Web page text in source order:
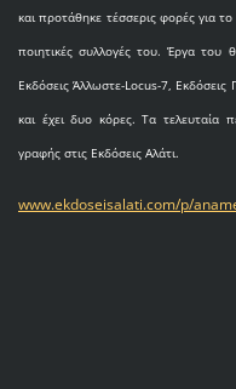
και προτάθηκε τέσσερις φορές για
ποιητικές συλλογές του. Έργα του
Εκδόσεις Άλλωστε-Locus-7, Εκδόσεις
και έχει δυο κόρες. Τα τελευταία
γραφής στις Εκδόσεις Αλάτι.
www.ekdoseisalati.com/p/